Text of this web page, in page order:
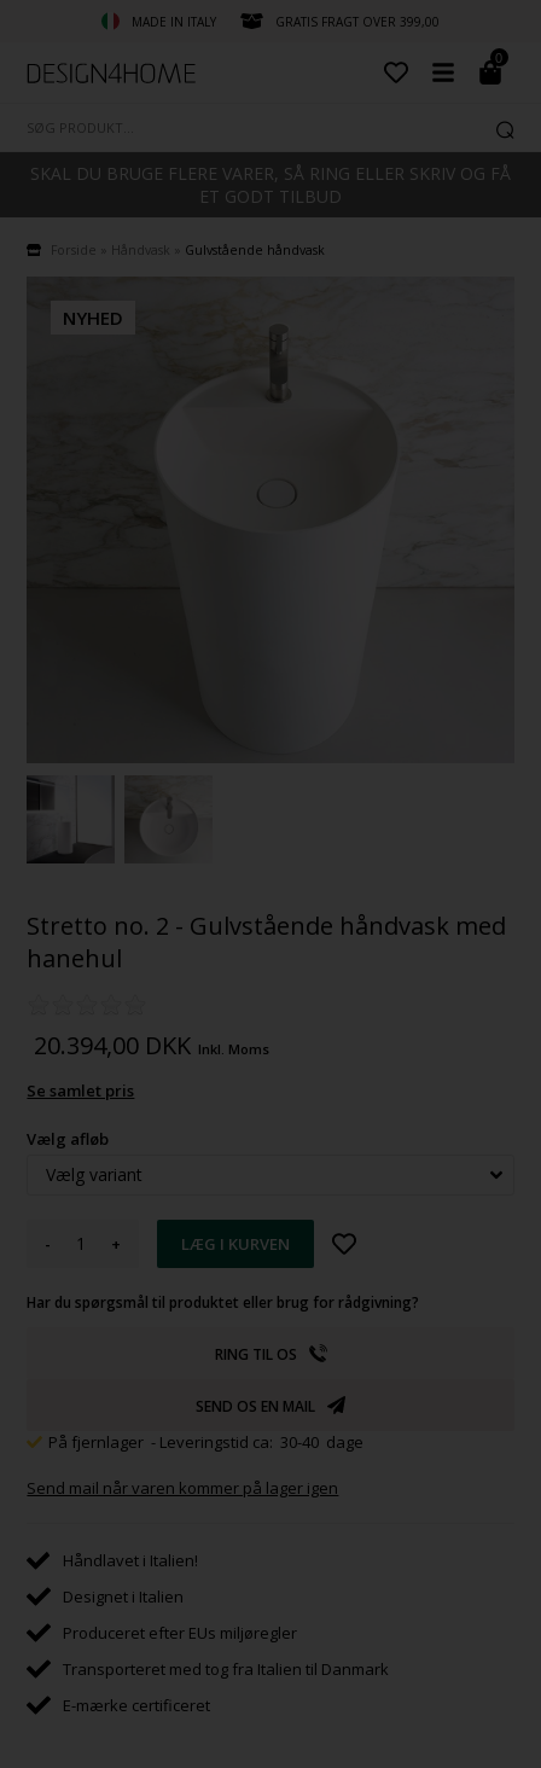
MADE IN ITALY GRATIS FRAGT OVER 399,00
0
SKAL DU BRUGE FLERE VARER, SÅ RING ELLER SKRIV OG FÅ
ET GODT TILBUD
Forside Håndvask Gulvstående håndvask
NYHED
Stretto no. 2 - Gulvstående håndvask med
hanehul
20.394,00 DKK Inkl. Moms
Se samlet pris
Vælg afløb
- +
Har du spørgsmål til produktet eller brug for rådgivning?
RING TIL OS
SEND OS EN MAIL
På fjernlager - Leveringstid ca: 30-40 dage
Send mail når varen kommer på lager igen
Håndlavet i Italien!
Designet i Italien
Produceret efter EUs miljøregler
Transporteret med tog fra Italien til Danmark
E-mærke certificeret